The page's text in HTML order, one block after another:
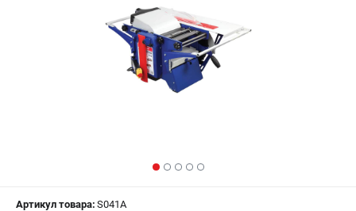
Артикул товара: S041A